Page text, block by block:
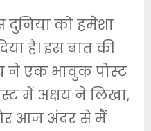
को हमेशा
है। इस बात की
ने एक भावुक पोस्ट
में अक्षय ने लिखा,
आज अंदर से मैं